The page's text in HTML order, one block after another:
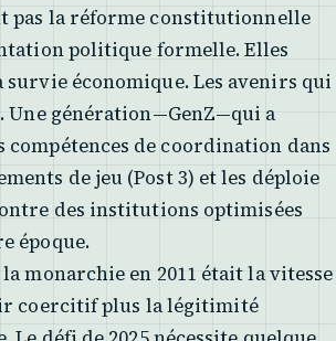
pas la réforme constitutionnelle
politique formelle. Elles
économique. Les avenirs qui
Une génération—GenZ—qui a
compétences de coordination dans
de jeu (Post 3) et les déploie
des institutions optimisées
époque.
monarchie en 2011 était la vitesse
coercitif plus la légitimité